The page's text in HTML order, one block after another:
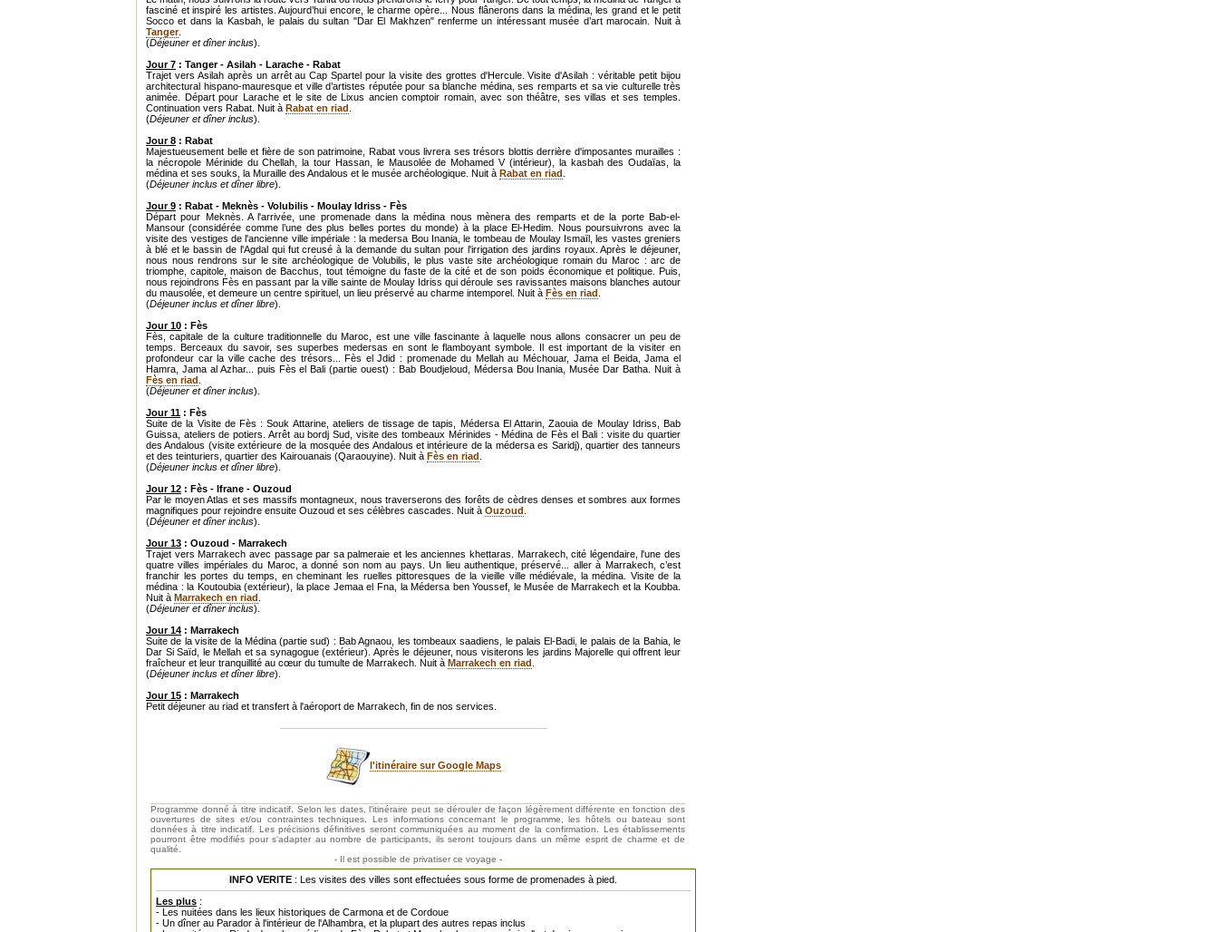
fasciné et inspiré les artistes. Aujourd’hui encore, le charme opère... Nous flânerons dans la médina, les grand et le petit
Socco et dans la Kasbah, le palais du sultan "Dar El Makhzen" renferme un intéressant musée d’art marocain. Nuit à
Tanger.
(Déjeuner et dîner inclus).
Jour 7 : Tanger - Asilah - Larache - Rabat
Trajet vers Asilah après un arrêt au Cap Spartel pour la visite des grottes d'Hercule. Visite d'Asilah : véritable petit bijou
architectural hispano-mauresque et ville d’artistes réputée pour sa blanche médina, ses remparts et sa vie culturelle très
animée. Départ pour Larache et le site de Lixus ancien comptoir romain, avec son théâtre, ses villas et ses temples.
Continuation vers Rabat. Nuit à Rabat en riad
(Déjeuner et dîner inclus).
Jour 8 : Rabat
Majestueusement belle et fière de son patrimoine, Rabat vous livrera ses trésors blottis derrière d'imposantes murailles :
la nécropole Mérinide du Chellah, la tour Hassan, le Mausolée de Mohamed V (intérieur), la kasbah des Oudaïas, la
médina et ses souks, la Muraille des Andalous et le musée archéologique. Nuit à Rabat en riad
(Déjeuner inclus et dîner libre).
Jour 9 : Rabat - Meknès - Volubilis - Moulay Idriss - Fès
Départ pour Meknès. A l'arrivée, une promenade dans la médina nous mènera des remparts et de la porte Bab-el-
Mansour (considérée comme l’une des plus belles portes du monde) à la place El-Hedim. Nous poursuivrons avec la
visite des vestiges de l'ancienne ville impériale : la medersa Bou Inania, le tombeau de Moulay Ismaïl, les vastes greniers
à blé et le bassin de l'Agdal qui fut creusé à la demande du sultan pour l'irrigation des jardins royaux. Après le déjeuner,
nous nous rendrons sur le site archéologique de Volubilis, le plus vaste site archéologique romain du Maroc : arc de
triomphe, capitole, maison de Bacchus, tout témoigne du faste de la cité et de son poids économique et politique. Puis,
nous rejoindrons Fès en passant par la ville sainte de Moulay Idriss qui déroule ses ravissantes maisons blanches autour
du mausolée, et demeure un centre spirituel, un lieu préservé au charme intemporel. Nuit à Fès en riad
(Déjeuner inclus et dîner libre).
Jour 10 : Fès
Fès, capitale de la culture traditionnelle du Maroc, est une ville fascinante à laquelle nous allons consacrer un peu de
temps. Berceaux du savoir, ses superbes medersas en sont le flamboyant symbole. Il est important de la visiter en
profondeur car la ville cache des trésors... Fès el Jdid : promenade du Mellah au Méchouar, Jama el Beida, Jama el
Hamra, Jama al Azhar... puis Fès el Bali (partie ouest) : Bab Boudjeloud, Médersa Bou Inania, Musée Dar Batha. Nuit à
Fès en riad
(Déjeuner et dîner inclus).
Jour 11 : Fès
Suite de la Visite de Fès : Souk Attarine, ateliers de tissage de tapis, Médersa El Attarin, Zaouia de Moulay Idriss, Bab
Guissa, ateliers de potiers. Arrêt au bordj Sud, visite des tombeaux Mérinides - Médina de Fès el Bali : visite du quartier
des Andalous (visite extérieure de la mosquée des Andalous et intérieure de la médersa es Saridj), quartier des tanneurs
et des teinturiers, quartier des Kairouanais (Qaraouyine). Nuit à Fès en riad
(Déjeuner inclus et dîner libre).
Jour 12 : Fès - Ifrane - Ouzoud
Par le moyen Atlas et ses massifs montagneux, nous traverserons des forêts de cèdres denses et sombres aux formes
magnifiques pour rejoindre ensuite Ouzoud et ses célèbres cascades. Nuit à Ouzoud
(Déjeuner et dîner inclus).
Jour 13 : Ouzoud - Marrakech
Trajet vers Marrakech avec passage par sa palmeraie et les anciennes khettaras. Marrakech, cité légendaire, l'une des
quatre villes impériales du Maroc, a donné son nom au pays. Un lieu authentique, préservé... aller à Marrakech, c’est
franchir les portes du temps, en cheminant les ruelles pittoresques de la vieille ville médiévale, la médina. Visite de la
médina : la Koutoubia (extérieur), la place Jemaa el Fna, la Médersa ben Youssef, le Musée de Marrakech et la Koubba.
Nuit à Marrakech en riad
(Déjeuner et dîner inclus).
Jour 14 : Marrakech
Suite de la visite de la Médina (partie sud) : Bab Agnaou, les tombeaux saadiens, le palais El-Badi, le palais de la Bahia, le
Dar Si Saïd, le Mellah et sa synagogue (extérieur). Après le déjeuner, nous visiterons les jardins Majorelle qui offrent leur
fraîcheur et leur tranquillité au cœur du tumulte de Marrakech. Nuit à Marrakech en riad
(Déjeuner inclus et dîner libre).
Jour 15 : Marrakech
Petit déjeuner au riad et transfert à l'aéroport de Marrakech, fin de nos services.
l'itinéraire sur Google Maps
Programme donné à titre indicatif. Selon les dates, l'itinéraire peut se dérouler de façon légèrement différente en fonction des
ouvertures de sites et/ou contraintes techniques. Les informations concernant le programme, les hôtels ou bateau sont
données à titre indicatif. Les précisions définitives seront communiquées au moment de la confirmation. Les établissements
pourront être modifiés pour s'adapter au nombre de participants, ils seront toujours dans un même esprit de charme et de
qualité.
- Il est possible de privatiser ce voyage -
INFO VERITE : Les visites des villes sont effectuées sous forme de promenades à pied.
Les plus :
- Les nuitées dans les lieux historiques de Carmona et de Cordoue
- Un dîner au Parador à l'intérieur de l'Alhambra, et la plupart des autres repas inclus